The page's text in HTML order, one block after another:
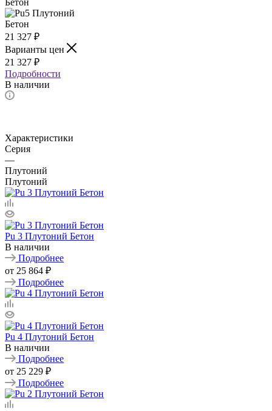
21 327 ₽
Варианты цен
21 327 ₽
Подробности
В наличии
Характеристики
Серия
—
Плутоний
Плутоний
Pu 3 Плутоний Бетон
В наличии
Подробнее
от 25 864 ₽
Подробнее
Pu 4 Плутоний Бетон
В наличии
Подробнее
от 25 229 ₽
Подробнее